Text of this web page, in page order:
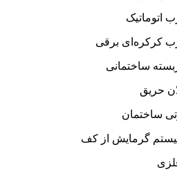
کرکره‌ای برقی
ساختمانی
حریق
ساختمان
گرمایش از کف